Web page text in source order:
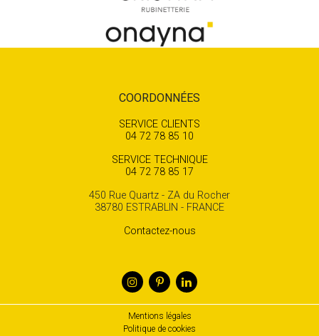
COORDONNÉES
SERVICE CLIENTS
04 72 78 85 10
SERVICE TECHNIQUE
04 72 78 85 17
450 Rue Quartz - ZA du Rocher
38780 ESTRABLIN - FRANCE
Contactez-nous
Mentions légales
Politique de cookies